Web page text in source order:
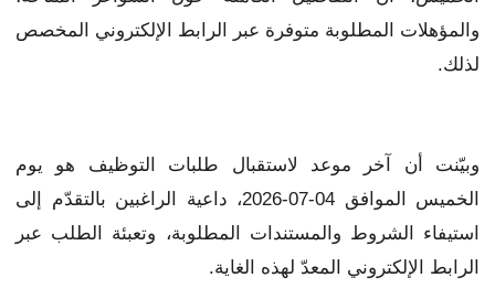
والمؤهلات المطلوبة متوفرة عبر الرابط الإلكتروني المخصص
لذلك.
وبيّنت أن آخر موعد لاستقبال طلبات التوظيف هو يوم
الخميس الموافق 04-07-2026، داعية الراغبين بالتقدّم إلى
استيفاء الشروط والمستندات المطلوبة، وتعبئة الطلب عبر
الرابط الإلكتروني المعدّ لهذه الغاية.